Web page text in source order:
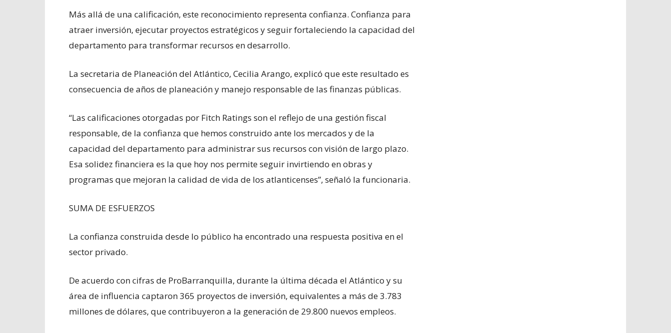
Más allá de una calificación, este reconocimiento representa confianza. Confianza para
atraer inversión, ejecutar proyectos estratégicos y seguir fortaleciendo la capacidad del
departamento para transformar recursos en desarrollo.
La secretaria de Planeación del Atlántico, Cecilia Arango, explicó que este resultado es
consecuencia de años de planeación y manejo responsable de las finanzas públicas.
“Las calificaciones otorgadas por Fitch Ratings son el reflejo de una gestión fiscal
responsable, de la confianza que hemos construido ante los mercados y de la
capacidad del departamento para administrar sus recursos con visión de largo plazo.
Esa solidez financiera es la que hoy nos permite seguir invirtiendo en obras y
programas que mejoran la calidad de vida de los atlanticenses”, señaló la funcionaria.
SUMA DE ESFUERZOS
La confianza construida desde lo público ha encontrado una respuesta positiva en el
sector privado.
De acuerdo con cifras de ProBarranquilla, durante la última década el Atlántico y su
área de influencia captaron 365 proyectos de inversión, equivalentes a más de 3.783
millones de dólares, que contribuyeron a la generación de 29.800 nuevos empleos.